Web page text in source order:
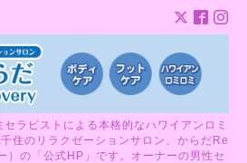
ラピストによる本格的なハワイアンロミ
住のリラクゼーションサロン、からだRe
）の「公式HP」です。オーナーの男性セ